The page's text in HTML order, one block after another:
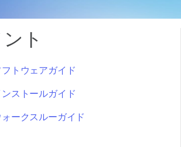
ト
トウェアガイド
ストールガイド
ークスルーガイド